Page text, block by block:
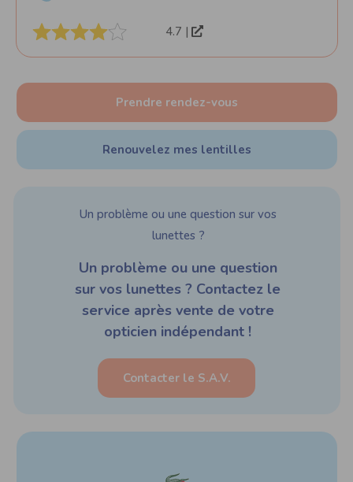
4.7 |
Prendre rendez-vous
Renouvelez mes lentilles
Un problème ou une question sur vos
lunettes ?
Un problème ou une question
sur vos lunettes ? Contactez le
service après vente de votre
opticien indépendant !
Contacter le S.A.V.